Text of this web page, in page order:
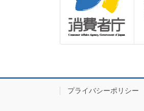
プライバシーポリシー